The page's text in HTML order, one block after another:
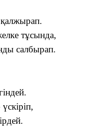
қалжырап.
тұсында,
салбырап.